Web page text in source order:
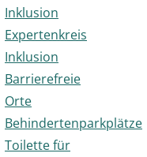
Inklusion
Expertenkreis
Inklusion
Barrierefreie
Orte
Behindertenparkplätze
Toilette für